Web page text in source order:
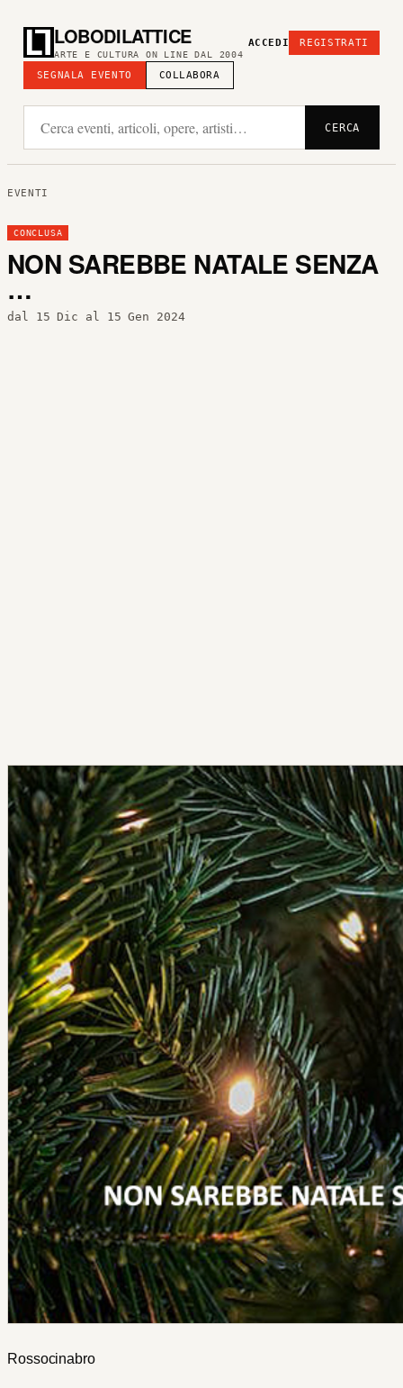
LOBODILATTICE
ARTE E CULTURA ON LINE DAL 2004
SEGNALA EVENTO COLLABORA
ACCEDI REGISTRATI
CERCA
EVENTI
CONCLUSA
NON SAREBBE NATALE SENZA
…
dal 15 Dic al 15 Gen 2024
Rossocinabro